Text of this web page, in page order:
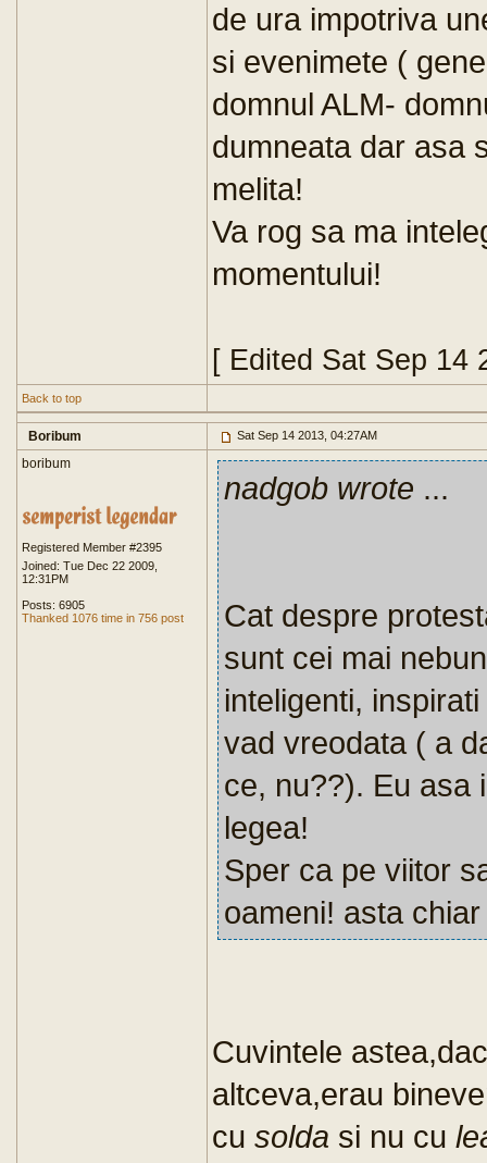
de ura impotriva
si evenimete (
domnul ALM-
dumneata dar asa
melita!
Va rog sa ma
momentului!
[ Edited Sat Sep 14
Back to top
Boribum Sat Sep 14 2013, 04:27AM
boribum
Registered Member #2395
Joined: Tue Dec 22 2009,
12:31PM
Posts: 6905
Thanked 1076 time in 756 post
nadgob wrote ...
Cat despre
sunt cei mai
inteligenti,
vad vreodata ( a
ce, nu??). Eu asa
legea!
Sper ca pe viitor
oameni! asta
Cuvintele
altceva,erau
cu solda si nu cu